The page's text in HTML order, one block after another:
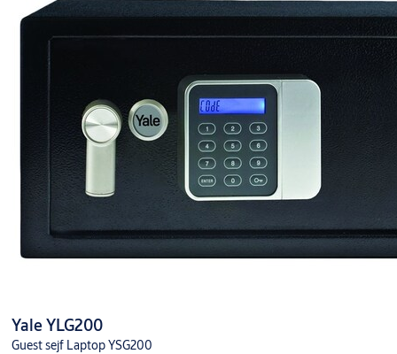
Yale YLG200
Guest sejf Laptop YSG200